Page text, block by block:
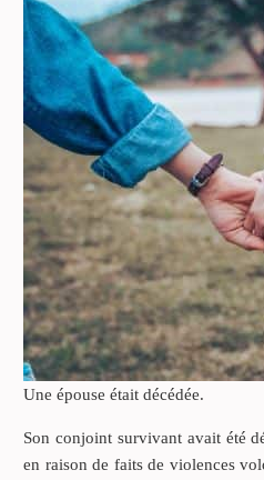
Une épouse était décédée.
Son conjoint survivant avait été
en raison de faits de violences